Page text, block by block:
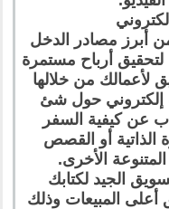
من أبرز مصادر الدخل
لتحقيق أرباح مستمرة
لأعمالك من خلالها
إلكتروني حول شئ
عن كيفية السفر
الذاتية أو القصص
الأخرى.
الجيد لكتابك
أعلى المبيعات وذلك